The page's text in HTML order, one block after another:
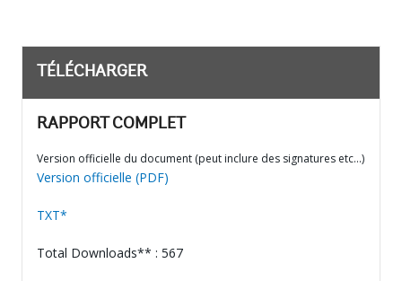
TÉLÉCHARGER
RAPPORT COMPLET
Version officielle du document (peut inclure des signatures etc…)
Version officielle (PDF)
TXT*
Total Downloads** : 567